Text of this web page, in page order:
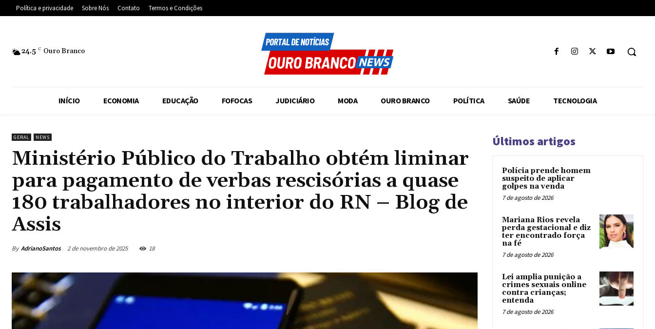
Política e privacidade Sobre Nós Contato Termos e Condições
24.5 C Ouro Branco
INÍCIO ECONOMIA EDUCAÇÃO FOFOCAS JUDICIÁRIO MODA OURO BRANCO POLÍTICA SAÚDE TECNOLOGIA
GERAL NEWS
Ministério Público do Trabalho obtém liminar
para pagamento de verbas rescisórias a quase
180 trabalhadores no interior do RN – Blog de
Assis
By AdrianoSantos 2 de novembro de 2025 18
Últimos artigos
Polícia prende homem
suspeito de aplicar
golpes na venda
7 de agosto de 2026
Mariana Rios revela
perda gestacional e diz
ter encontrado força
na fé
7 de agosto de 2026
Lei amplia punição a
crimes sexuais online
contra crianças;
entenda
7 de agosto de 2026